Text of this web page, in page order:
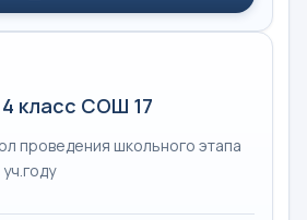
4 класс СОШ 17
проведения школьного этапа